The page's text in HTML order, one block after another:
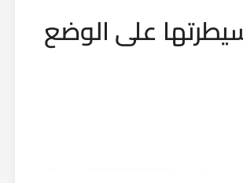
والفرقة 16 تؤكد سيطرتها على الوضع